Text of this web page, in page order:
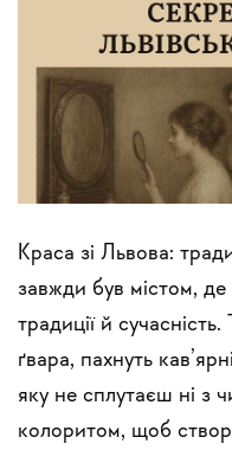
Краса зі Львова:
завжди був містом, де
традиції й
ґвара, пахнуть
яку не сплутаєш ні з
колоритом, щоб